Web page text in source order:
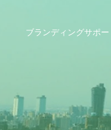
ブランディングサポー